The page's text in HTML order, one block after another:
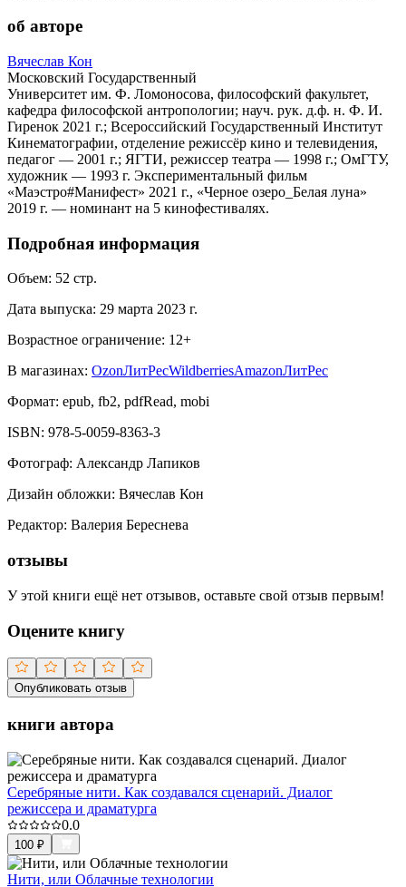
об авторе
Вячеслав Кон
Московский Государственный
Университет им. Ф. Ломоносова, философский факультет,
кафедра философской антропологии; науч. рук. д.ф. н. Ф. И.
Гиренок 2021 г.; Всероссийский Государственный Институт
Кинематографии, отделение режиссёр кино и телевидения,
педагог — 2001 г.; ЯГТИ, режиссер театра — 1998 г.; ОмГТУ,
художник — 1993 г. Экспериментальный фильм
«Маэстро#Манифест» 2021 г., «Черное озеро_Белая луна»
2019 г. — номинант на 5 кинофестивалях.
Подробная информация
Объем: 52 стр.
Дата выпуска: 29 марта 2023 г.
Возрастное ограничение: 12+
В магазинах: OzonЛитРесWildberriesAmazonЛитРес
Формат: epub, fb2, pdfRead, mobi
ISBN: 978-5-0059-8363-3
Фотограф: Александр Лапиков
Дизайн обложки: Вячеслав Кон
Редактор: Валерия Береснева
отзывы
У этой книги ещё нет отзывов, оставьте свой отзыв первым!
Оцените книгу
Опубликовать отзыв
книги автора
Серебряные нити. Как создавался сценарий. Диалог
режиссера и драматурга
0.0
100 ₽
Нити, или Облачные технологии